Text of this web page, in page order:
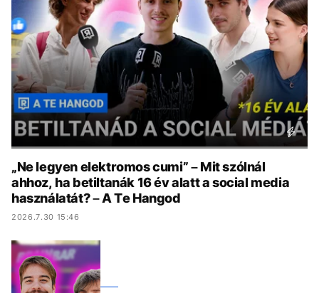
KÖZÉLET UTAZÁS
ÉLETMÓD DESIGN
BESZÉLGETÉSEK ARCOK
VIDEÓ TÖRTÉNETEK
GASZTRO
„Ne legyen elektromos cumi” – Mit szólnál
ahhoz, ha betiltanák 16 év alatt a social media
használatát? – A Te Hangod
2026.7.30 15:46